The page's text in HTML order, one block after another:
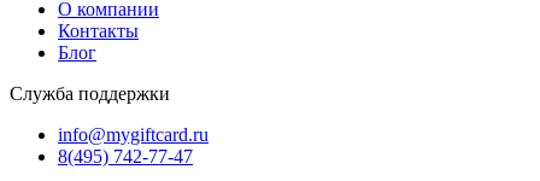
О компании
Контакты
Блог
Служба поддержки
info@mygiftcard.ru
8(495) 742-77-47